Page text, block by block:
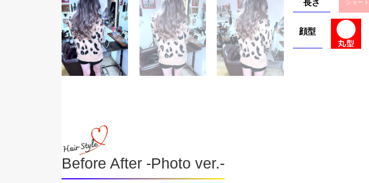
長さ ショート
顔型
Before After -Photo ver.-